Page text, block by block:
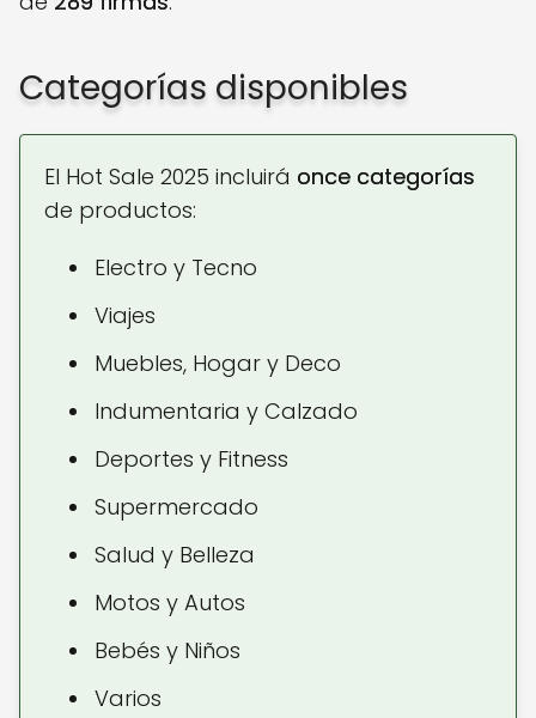
Categorías disponibles
El Hot Sale 2025 incluirá once categorías
de productos:
Electro y Tecno
Viajes
Muebles, Hogar y Deco
Indumentaria y Calzado
Deportes y Fitness
Supermercado
Salud y Belleza
Motos y Autos
Bebés y Niños
Varios